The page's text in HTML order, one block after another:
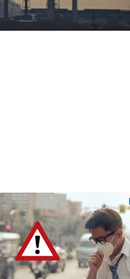
частинки у повітрі: в чому